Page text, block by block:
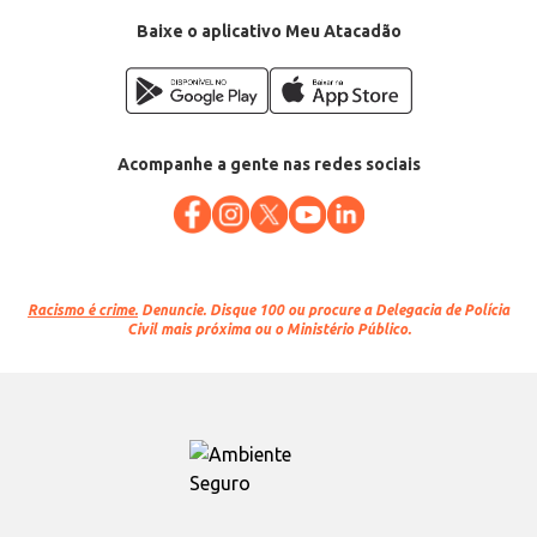
Baixe o aplicativo Meu Atacadão
Acompanhe a gente nas redes sociais
Racismo é crime. Denuncie. Disque 100 ou procure a Delegacia de Polícia
Civil mais próxima ou o Ministério Público.